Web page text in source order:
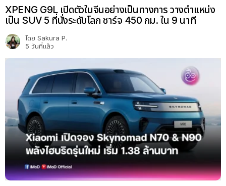
XPENG G9L เปิดตัวในจีนอย่างเป็นทางการ วางตำแหน่ง
เป็น SUV 5 ที่นั่งระดับโลก ชาร์จ 450 กม. ใน 9 นาที
โดย Sakura P.
5 วันที่แล้ว